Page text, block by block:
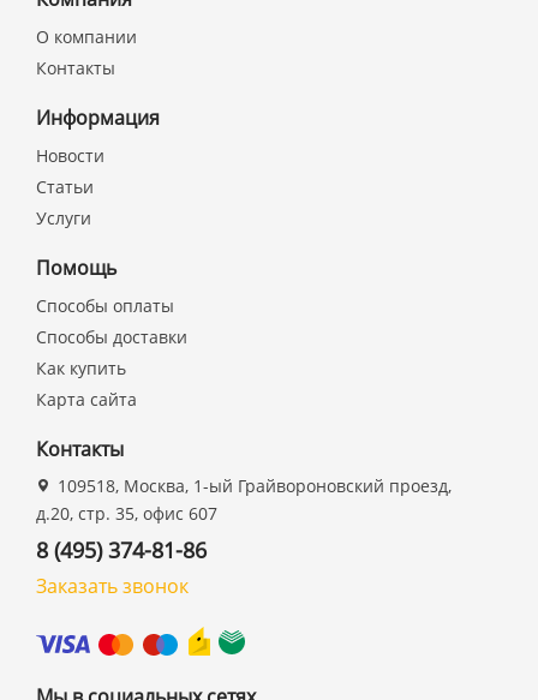
О компании
Контакты
Информация
Новости
Статьи
Услуги
Помощь
Способы оплаты
Способы доставки
Как купить
Карта сайта
Контакты
109518, Москва, 1-ый Грайвороновский проезд,
д.20, стр. 35, офис 607
8 (495) 374-81-86
Заказать звонок